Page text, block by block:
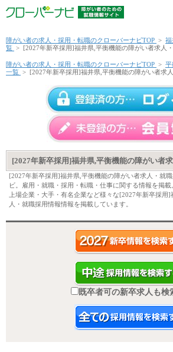
障がい者の求人・採用・転職のクローバーナビTOP > 福
覧 > [2027年新卒採用]福井県,平衡機能の障がい者求人
障がい者の求人・採用・転職のクローバーナビTOP > 平
一覧 > [2027年新卒採用]福井県,平衡機能の障がい者求
[2027年新卒採用]福井県,平衡機能の障がい者
[2027年新卒採用]福井県,平衡機能の障がい者求人・就
ビ。雇用・就職・採用・転職・仕事に関する情報を掲載
上場企業・大手・有名企業など様々な[2027年新卒採用
人・就職採用情報情報を掲載しています。
既卒者可の新卒求人も検